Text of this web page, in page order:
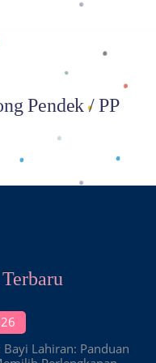
Pendek / PP
Bayi Lahiran: Panduan